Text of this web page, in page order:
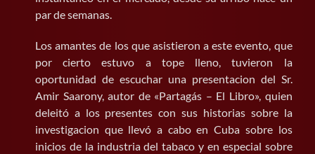
par de semanas.
Los amantes de los que asistieron a este evento, que
por cierto estuvo a tope lleno, tuvieron la
oportunidad de escuchar una presentacion del Sr.
Amir Saarony, autor de «Partagás – El Libro», quien
deleitó a los presentes con sus historias sobre la
investigacion que llevó a cabo en Cuba sobre los
inicios de la industria del tabaco y en especial sobre